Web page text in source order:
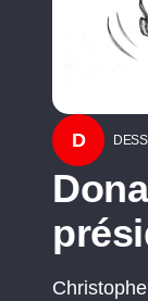
D
Christophe